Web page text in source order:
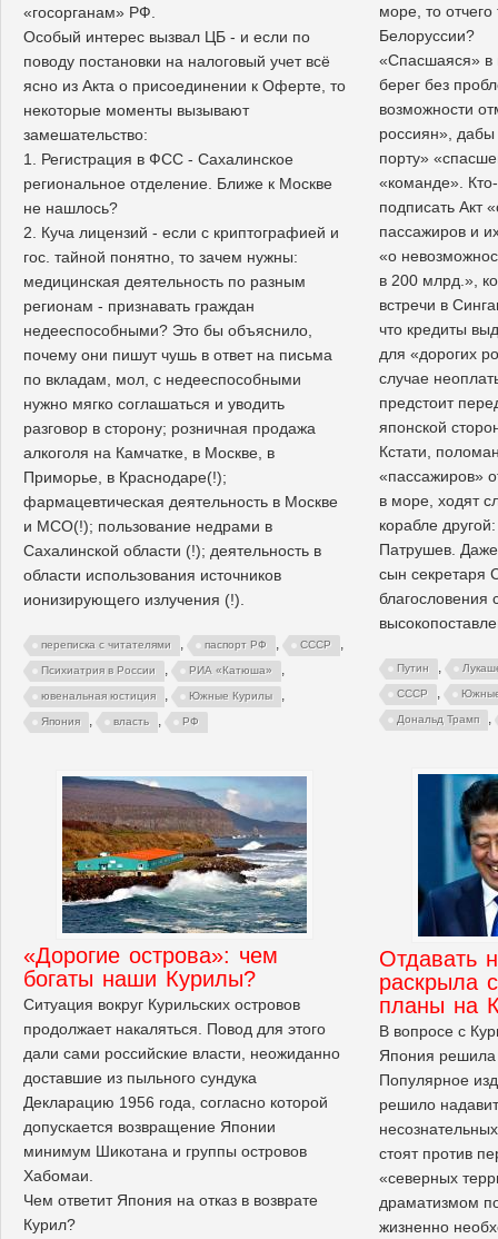
«госорганам» РФ.
Особый интерес вызвал ЦБ - и если по
поводу постановки на налоговый учет всё
ясно из Акта о присоединении к Оферте, то
некоторые моменты вызывают
замешательство:
1. Регистрация в ФСС - Сахалинское
региональное отделение. Ближе к Москве
не нашлось?
2. Куча лицензий - если с криптографией и
гос. тайной понятно, то зачем нужны:
медицинская деятельность по разным
регионам - признавать граждан
недееспособными? Это бы объяснило,
почему они пишут чушь в ответ на письма
по вкладам, мол, с недееспособными
нужно мягко соглашаться и уводить
разговор в сторону; розничная продажа
алкоголя на Камчатке, в Москве, в
Приморье, в Краснодаре(!);
фармацевтическая деятельность в Москве
и МСО(!); пользование недрами в
Сахалинской области (!); деятельность в
области использования источников
ионизирующего излучения (!).
переписка с читателями , паспорт РФ , СССР ,
Психиатрия в России , РИА «Катюша» ,
ювенальная юстиция , Южные Курилы ,
Япония , власть , РФ
море, то отчего
Белоруссии?
«Спасшаяся» в
берег без
возможности
россиян», дабы
порту»
«команде».
подписать Акт
пассажиров и
«о
в 200 млрд.»,
встречи в
что кредиты
для «дорогих
случае
предстоит
японской
Кстати,
«пассажиров»
в море, ходят
корабле
Патрушев.
сын секретаря
благословения
Путин ,
СССР ,
Дональд Трамп ,
Отдавать
раскрыла
планы на
В вопросе с
Япония решила
Популярное
решило
стоят против
«северных
драматизмом
жизненно
«Дорогие острова»: чем
богаты наши Курилы?
Ситуация вокруг Курильских островов
продолжает накаляться. Повод для этого
дали сами российские власти, неожиданно
доставшие из пыльного сундука
Декларацию 1956 года, согласно которой
допускается возвращение Японии
минимум Шикотана и группы островов
Хабомаи.
Чем ответит Япония на отказ в возврате
Курил?